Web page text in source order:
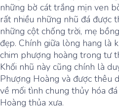
những bờ cát trắng mịn ven
rất nhiều những nhũ đá được
những cột chống trời, mẹ
đẹp. Chính giữa lòng hang là
chim phượng hoàng trong tư
Khối nhũ này cũng chính là
Phượng Hoàng và được thêu
về mối tình chung thủy hóa
Hoàng thủa xưa.